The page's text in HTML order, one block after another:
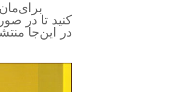
کنید تا در
در این‌جا